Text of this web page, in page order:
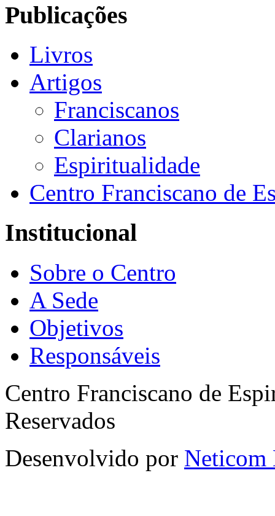
Publicações
Livros
Artigos
Franciscanos
Clarianos
Espiritualidade
Centro Franciscano de
Institucional
Sobre o Centro
A Sede
Objetivos
Responsáveis
Centro Franciscano de
Reservados
Desenvolvido por Neticom